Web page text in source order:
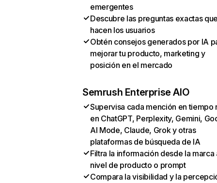
emergentes
Descubre las preguntas exactas
hacen los usuarios
Obtén consejos generados por IA
mejorar tu producto, marketing y
posición en el mercado
Semrush Enterprise AIO
Supervisa cada mención en tiempo
en ChatGPT, Perplexity, Gemini,
AI Mode, Claude, Grok y otras
plataformas de búsqueda de IA
Filtra la información desde la marca
nivel de producto o prompt
Compara la visibilidad y la